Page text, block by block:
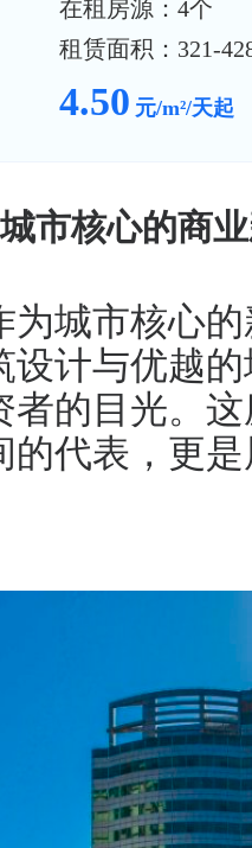
在租房源：4个
租赁面积：321-
4.50 元/m²/天起
市核心的商
为城市核心
设计与优越
者的目光。
的代表，更